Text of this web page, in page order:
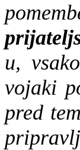
u,
vojaki
pred